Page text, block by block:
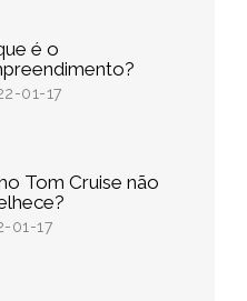
é o
01-17
Tom Cruise não
01-17